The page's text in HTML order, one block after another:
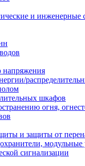
и инженерные
напряжения
шкафов
огня,
и защиты от
сигнализации